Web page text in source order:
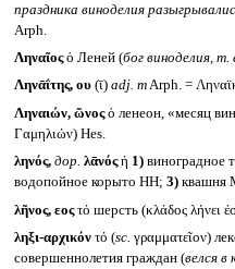
праздника виноделия
Arph.
Ληναῖοςὁ Леней (бог виноделия, т.
Ληνᾱΐτης, ου(ῑ) adj. mArph. =
Ληναιών, ῶνοςὁ ленеон, «месяц
Γαμηλιών) Hes.
ληνός, дор. λᾱνόςἡ 1)виноградное
водопойное корыто HH; 3)квашня
λῆνος, εοςτό шерсть (κλάδος λήνει
ληξι-αρχικόν τό (sc. γραμματεῖον)
совершеннолетия граждан (велся